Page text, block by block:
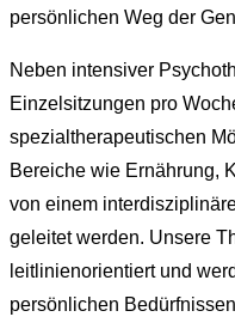
persönlichen Weg der
Neben intensiver
Einzelsitzungen pro
spezialtherapeutischen
Bereiche wie Ernährung,
von einem
geleitet werden. Unsere
leitlinienorientiert und
persönlichen